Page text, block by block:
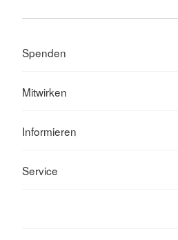
Spenden
Mitwirken
Informieren
Service